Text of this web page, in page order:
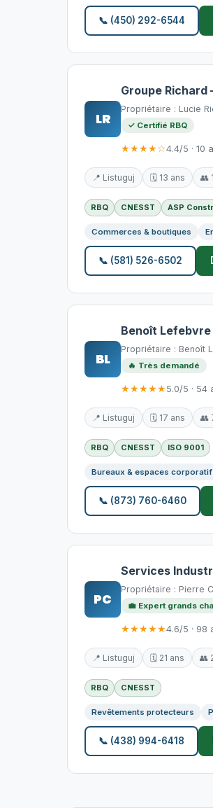
📞 (450) 292-6544
LR
Groupe
Propriétaire : Lucie
✓ Certifié RBQ
★★★★☆4.4/5 · 10
📍 Listuguj 🗓️ 13 ans 👥
RBQ CNESST ASP
Commerces & boutiques
📞 (581) 526-6502
BL
Benoît
Propriétaire : Benoît
🔥 Très demandé
★★★★★5.0/5 · 54
📍 Listuguj 🗓️ 17 ans 👥
RBQ CNESST ISO 9001
Bureaux & espaces
📞 (873) 760-6460
PC
Services
Propriétaire : Pierre
💼 Expert grands
★★★★★4.6/5 · 98
📍 Listuguj 🗓️ 21 ans 👥
RBQ CNESST
Revêtements protecteurs
📞 (438) 994-6418